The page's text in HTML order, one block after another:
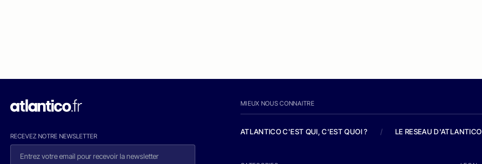
RECEVEZ NOTRE NEWSLETTER
MIEUX NOUS CONNAITRE
ATLANTICO C'EST QUI, C'EST QUOI ? / LE RESEAU D'ATLANTICO